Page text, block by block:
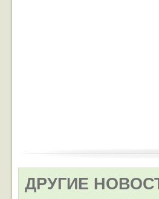
ДРУГИЕ